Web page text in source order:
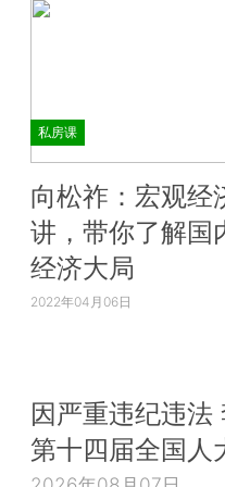
私房课
向松祚：宏观经
讲，带你了解国
经济大局
2022年04月06日
因严重违纪违法
第十四届全国人